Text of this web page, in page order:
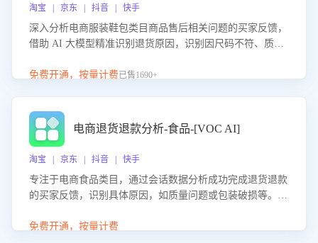
淘宝 | 京东 | 抖音 | 快手
深入分析电商服装鞋包类目商品售后相关问题的买家反馈，
借助 AI 大模型精准识别退货原因，识别因尺码不符、质量
议，助力商家优化产品或服务，实现销售额的显著提升。
免费开通，按量计费已售1690+
电商退货退款分析-食品-[VOC AI]
淘宝 | 京东 | 抖音 | 快手
专注于电商食品类目，通过会话数据分析成功完成退货退款
的买家反馈，识别具体原因，如质量问题或包装破损等。结
商家降低退款率，提升售后效率。
免费开通，按量计费